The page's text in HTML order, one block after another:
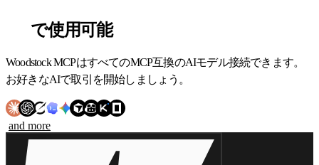
で使用可能
お好きなAIで取引を開始しましょう。
and more